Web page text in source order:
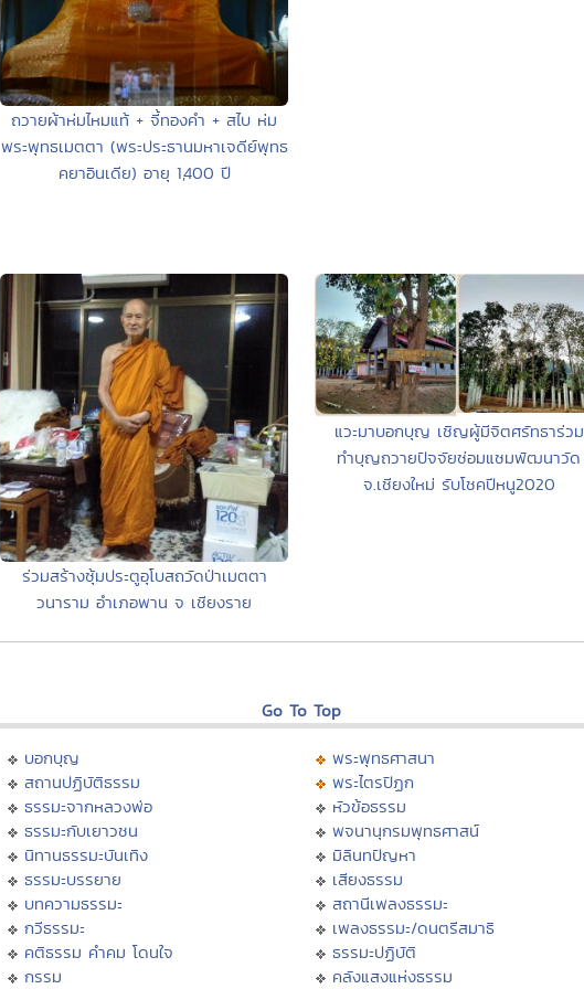
ถวายผ้าห่มไหมแท้ + จี้ทองคำ + สไบ ห่ม
พระพุทธเมตตา (พระประธานมหาเจดีย์พุทธ
คยาอินเดีย) อายุ 1,400 ปี
ร่วมสร้างซุ้มประตูอุโบสถวัดป่าเมตตา
วนาราม อำเภอพาน จ เชียงราย
แวะมาบอกบุญ เชิญผู้มีจิตศรัทธาร่วม
ทำบุญถวายปัจจัยซ่อมแซมพัฒนาวัด
จ.เชียงใหม่ รับโชคปีหนู2020
Go To Top
บอกบุญ
สถานปฏิบัติธรรม
ธรรมะจากหลวงพ่อ
ธรรมะกับเยาวชน
นิทานธรรมะบันเทิง
ธรรมะบรรยาย
บทความธรรมะ
กวีธรรมะ
คติธรรม คำคม โดนใจ
กรรม
พระพุทธศาสนา
พระไตรปิฏก
หัวข้อธรรม
พจนานุกรมพุทธศาสน์
มิลินทปัญหา
เสียงธรรม
สถานีเพลงธรรมะ
เพลงธรรมะ/ดนตรีสมาธิ
ธรรมะปฏิบัติ
คลังแสงแห่งธรรม